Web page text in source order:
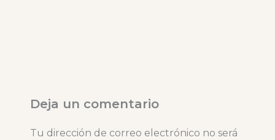
Deja un comentario
Tu dirección de correo electrónico no será